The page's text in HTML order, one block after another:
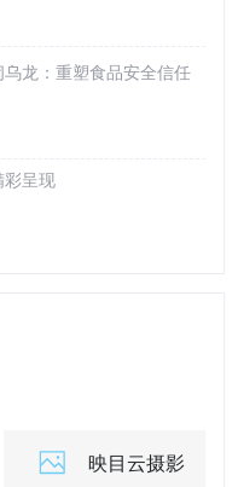
龙：重塑食品安全信任
彩呈现
映目云摄影